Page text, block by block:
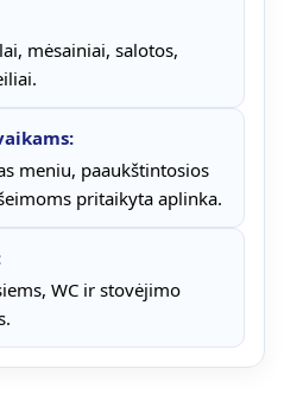
mėsainiai, salotos,
meniu, paaukštintosios
pritaikyta aplinka.
WC ir stovėjimo